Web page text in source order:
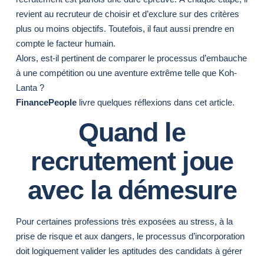
revient au recruteur de choisir et d’exclure sur des critères
plus ou moins objectifs. Toutefois, il faut aussi prendre en
compte le facteur humain.
Alors, est-il pertinent de comparer le processus d’embauche
à une compétition ou une aventure extrême telle que Koh-
Lanta ?
FinancePeoplelivre quelques réflexions dans cet article.
Quand le
recrutement joue
avec la démesure
Pour certaines professions très exposées au stress, à la
prise de risque et aux dangers, le processus d’incorporation
doit logiquement valider les aptitudes des candidats à gérer